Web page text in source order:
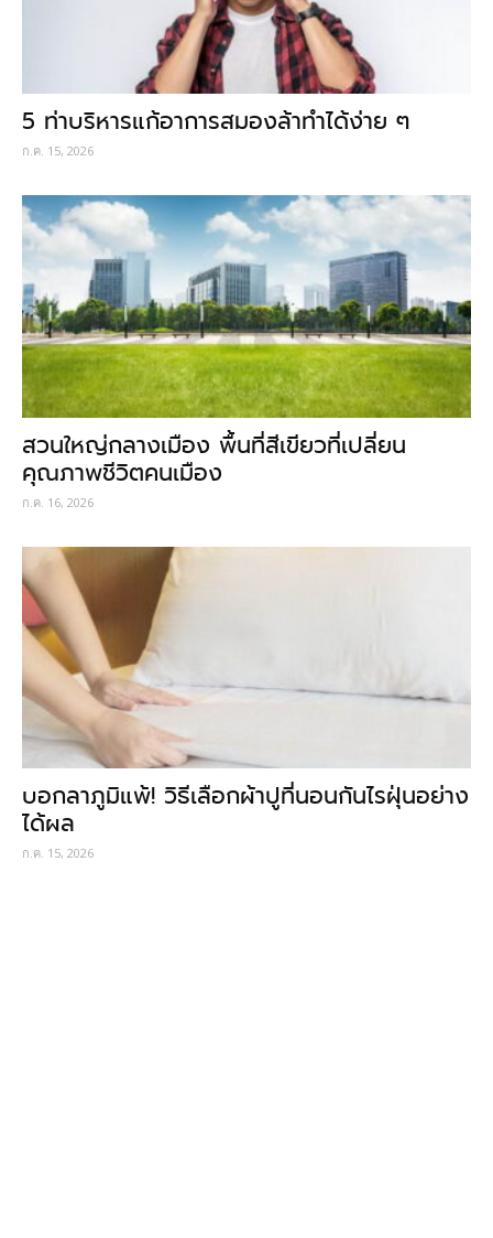
5 ท่าบริหารแก้อาการสมองล้าทำได้ง่าย ๆ
ก.ค. 15, 2026
สวนใหญ่กลางเมือง พื้นที่สีเขียวที่เปลี่ยน
คุณภาพชีวิตคนเมือง
ก.ค. 16, 2026
บอกลาภูมิแพ้! วิธีเลือกผ้าปูที่นอนกันไรฝุ่นอย่าง
ได้ผล
ก.ค. 15, 2026